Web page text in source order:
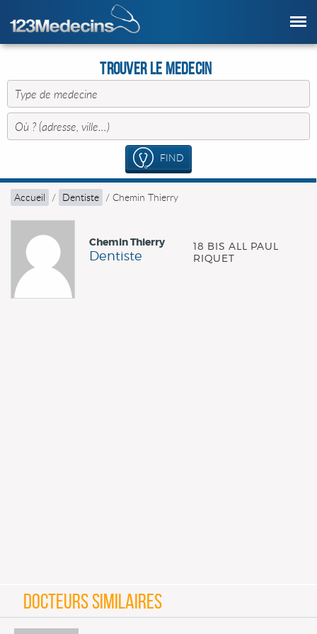
Trouver le Medecin
FIND
Accueil / Dentiste / Chemin Thierry
Chemin Thierry
Dentiste
18 BIS ALL PAUL
RIQUET
DOCTEURS SIMILAIRES